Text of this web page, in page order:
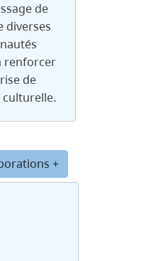
de
diverses
renforcer
de
culturelle.
+